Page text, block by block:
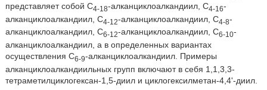
представляет собой C4-18-алканциклоалкандиил, C4-16-
алканциклоалкандиил, C4-12-алканциклоалкандиил, C4-8-
алканциклоалкандиил, C6-12-алканциклоалкандиил, C6-10-
алканциклоалкандиил, а в определенных вариантах
осуществления C6-9-алканциклоалкандиил. Примеры
алканциклоалкандиильных групп включают в себя 1,1,3,3-
тетраметилциклогексан-1,5-диил и циклогексилметан-4,4'-диил.